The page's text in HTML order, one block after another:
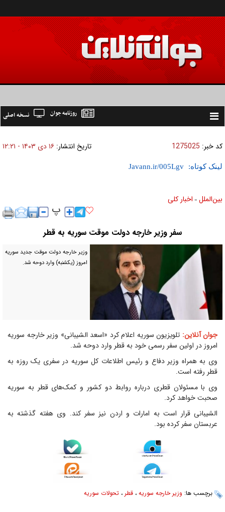
Toggle
نسخه اصلی روزنامه جوان
کد خبر: 1275025 تاریخ انتشار: ۱۶ دی ۱۴۰۳ - ۱۲:۲۱
لینک کوتاه:
بين‌الملل » اخبار كلی
سفر وزیر خارجه دولت موقت سوریه به قطر
وزیر خارجه دولت موقت جدید سوریه
امروز (یکشنبه) وارد دوحه شد.
جوان آنلاین: تلویزیون سوریه اعلام کرد «اسعد الشیبانی» وزیر خارجه سوریه
امروز در اولین سفر رسمی خود به قطر وارد دوحه شد.
وی به همراه وزیر دفاع و رئیس اطلاعات کل سوریه در سفری یک روزه به
قطر رفته است.
وی با مسئولان قطری درباره روابط دو کشور و کمک‌های قطر به سوریه
صحبت خواهد کرد.
الشیبانی قرار است به امارات و اردن نیز سفر کند. وی هفته گذشته به
عربستان سفر کرده بود.
برچسب ها: وزیر خارجه سوریه ، قطر ، تحولات سوریه